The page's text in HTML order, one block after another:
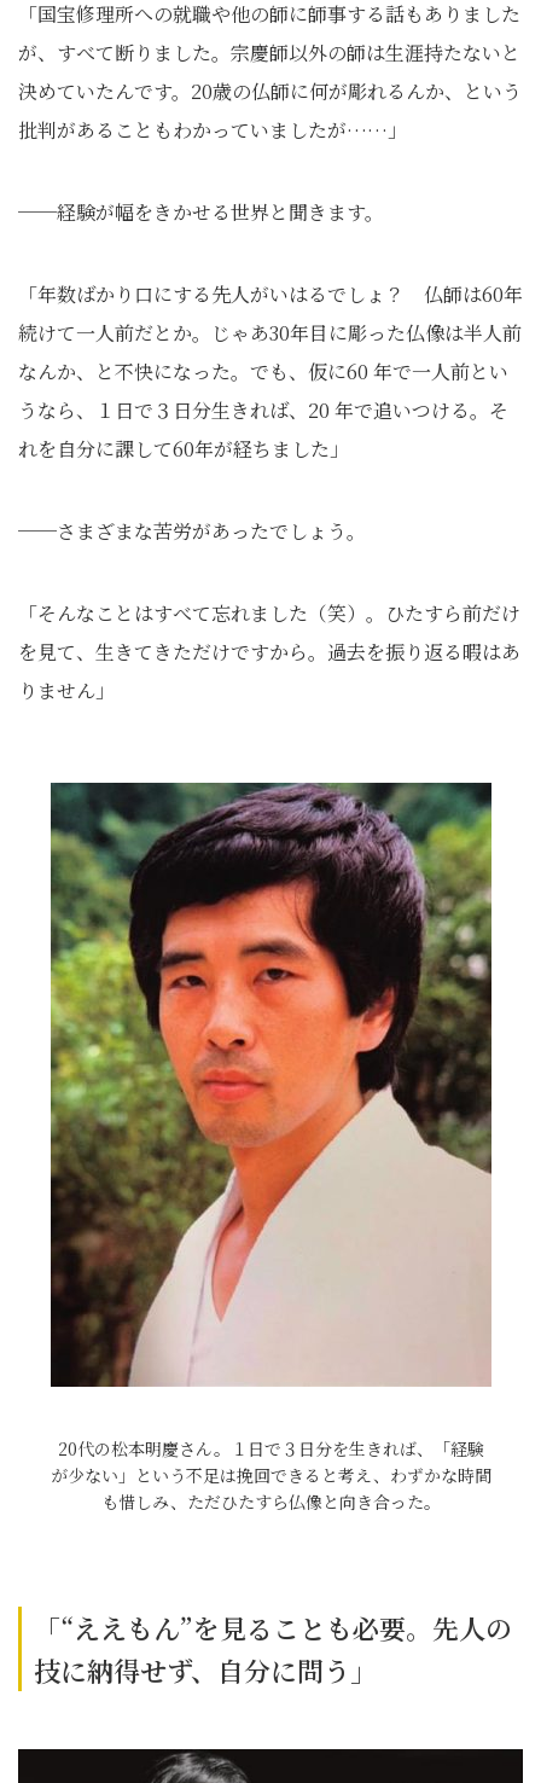
「国宝修理所への就職や他の師に師事する話もありました
が、すべて断りました。宗慶師以外の師は生涯持たないと
決めていたんです。20歳の仏師に何が彫れるんか、という
批判があることもわかっていましたが……」
──経験が幅をきかせる世界と聞きます。
「年数ばかり口にする先人がいはるでしょ？ 仏師は60年
続けて一人前だとか。じゃあ30年目に彫った仏像は半人前
なんか、と不快になった。でも、仮に60 年で一人前とい
うなら、１日で３日分生きれば、20 年で追いつける。そ
れを自分に課して60年が経ちました」
──さまざまな苦労があったでしょう。
「そんなことはすべて忘れました（笑）。ひたすら前だけ
を見て、生きてきただけですから。過去を振り返る暇はあ
りません」
20代の松本明慶さん。１日で３日分を生きれば、「経験
が少ない」という不足は挽回できると考え、わずかな時間
も惜しみ、ただひたすら仏像と向き合った。
「“ええもん”を見ることも必要。先人の
技に納得せず、自分に問う」